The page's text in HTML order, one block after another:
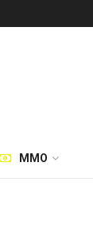
MMO